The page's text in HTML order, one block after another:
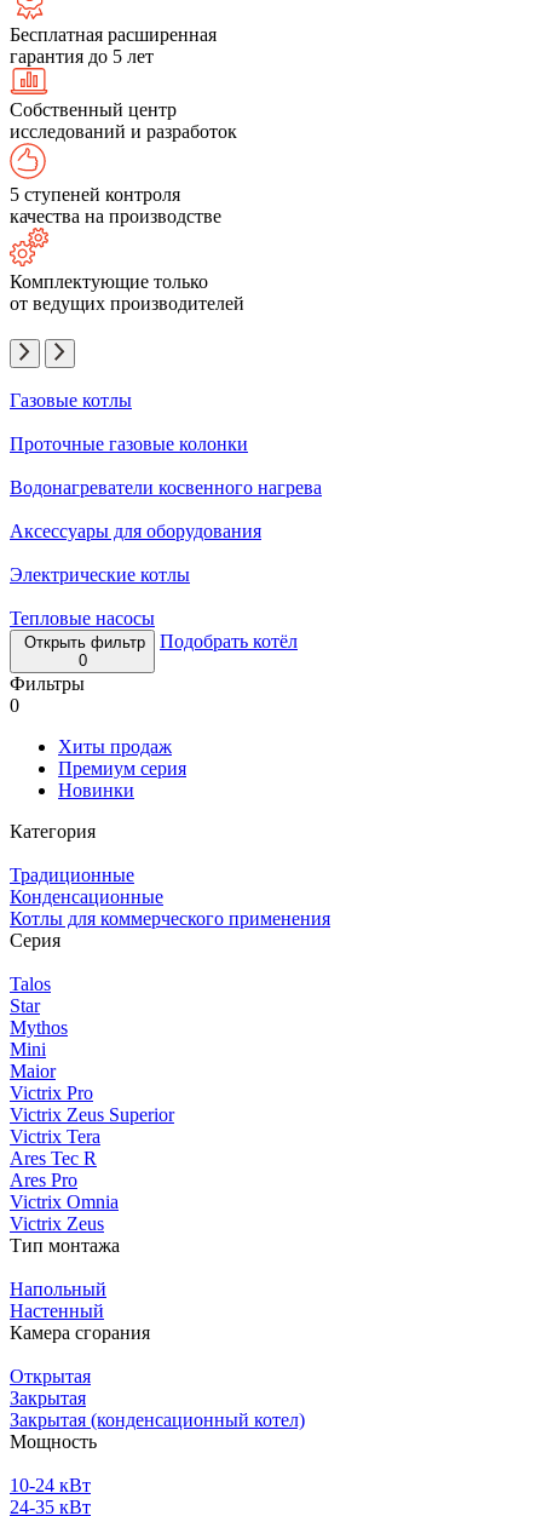
Бесплатная расширенная
гарантия до 5 лет
Собственный центр
исследований и разработок
5 ступеней контроля
качества на производстве
Комплектующие только
от ведущих производителей
Газовые котлы
Проточные газовые колонки
Водонагреватели косвенного нагрева
Аксессуары для оборудования
Электрические котлы
Тепловые насосы
Открыть фильтр
0
Подобрать котёл
Фильтры
0
Хиты продаж
Премиум серия
Новинки
Категория
Традиционные
Конденсационные
Котлы для коммерческого применения
Серия
Talos
Star
Mythos
Mini
Maior
Victrix Pro
Victrix Zeus Superior
Victrix Tera
Ares Tec R
Ares Pro
Victrix Omnia
Victrix Zeus
Тип монтажа
Напольный
Настенный
Камера сгорания
Открытая
Закрытая
Закрытая (конденсационный котел)
Мощность
10-24 кВт
24-35 кВт